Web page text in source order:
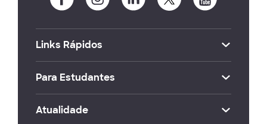
Links Rápidos
Para Estudantes
Atualidade